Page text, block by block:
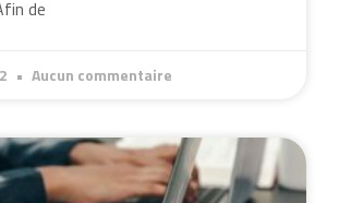
de
Aucun commentaire